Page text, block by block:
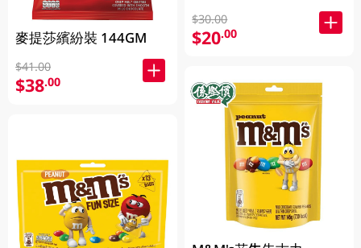
麥提莎繽紛裝 144GM
$41.00
$38.00
$30.00
$20.00